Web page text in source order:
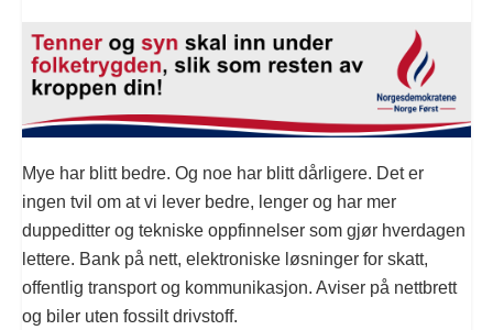
Mye har blitt bedre. Og noe har blitt dårligere. Det er
ingen tvil om at vi lever bedre, lenger og har mer
duppeditter og tekniske oppfinnelser som gjør hverdagen
lettere. Bank på nett, elektroniske løsninger for skatt,
offentlig transport og kommunikasjon. Aviser på nettbrett
og biler uten fossilt drivstoff.